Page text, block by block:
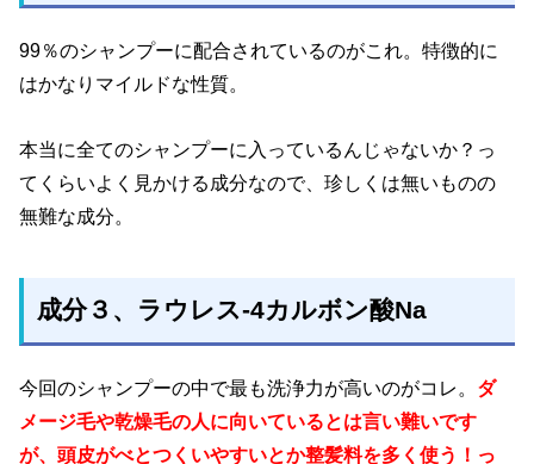
99％のシャンプーに配合されているのがこれ。特徴的に
はかなりマイルドな性質。
本当に全てのシャンプーに入っているんじゃないか？っ
てくらいよく見かける成分なので、珍しくは無いものの
無難な成分。
成分３、ラウレス-4カルボン酸Na
今回のシャンプーの中で最も洗浄力が高いのがコレ。 ダ
メージ毛や乾燥毛の人に向いているとは言い難いです
が、頭皮がべとつくいやすいとか整髪料を多く使う！っ